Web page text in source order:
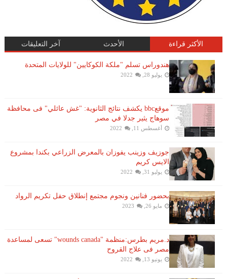
الأكثر قراءة الأحدث آخر التعليقات
هندوراس تسلم "ملكة الكوكايين" للولايات المتحدة
يوليو 28, 2022
موقعbbc يكشف نتائج الثانوية: "غش عائلي" فى محافظة
سوهاج يثير جدلا في مصر
أغسطس 11, 2022
جوزيف وزينب يفوزان بالمعرض الزراعي بكندا بمشروع
الايس كريم
يوليو 31, 2022
بحضور فنانين ونجوم مجتمع إنطلاق حفل تكريم الرواد
مايو 26, 2023
د.مريم بطرس:منظمة "wounds canada" تسعى لمساعدة
مصر فى علاج القروح
يونيو 13, 2022